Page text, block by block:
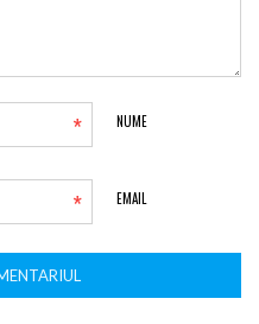
NUME
*
EMAIL
*